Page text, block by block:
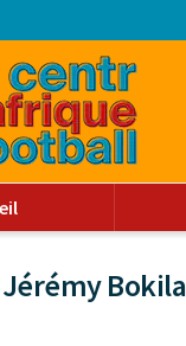
Jérémy Bokila